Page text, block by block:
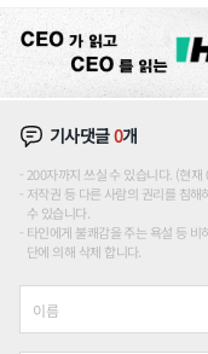
기사댓글0개
200자까지 쓰실 수 있습니다. (현
저작권 등 다른 사람의 권리를 침
수 있습니다.
타인에게 불쾌감을 주는 욕설 등
단에 의해 삭제 합니다.